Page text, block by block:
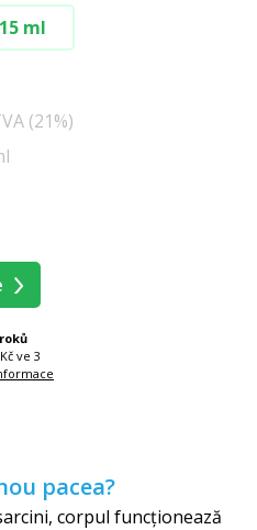
15 ml
(21%)
ve 3
pacea?
corpul funcționează